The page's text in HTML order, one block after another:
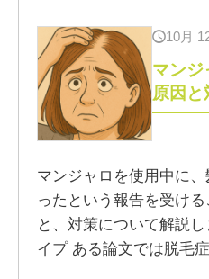
10月
マンジ
原因と
マンジャロを使用中に
ったという報告を受け
と、対策について解説
イプ ある論文では脱毛